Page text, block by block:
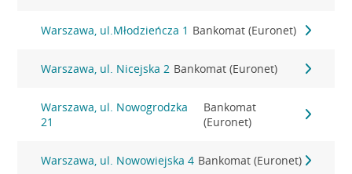
Warszawa, ul.Młodzieńcza 1 Bankomat (Euronet)
Warszawa, ul. Nicejska 2 Bankomat (Euronet)
Warszawa, ul. Nowogrodzka
21
Bankomat
(Euronet)
Warszawa, ul. Nowowiejska 4 Bankomat (Euronet)